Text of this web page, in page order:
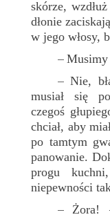
skórze,
dłonie
w jego włosy,
– Musimy
– Nie,
musiał się
czegoś
chciał, aby
po tamtym
panowanie.
progu
niepewności
–Żora!